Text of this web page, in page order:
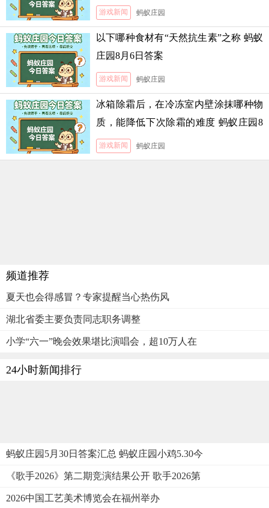
游戏新闻 蚂蚁庄园
以下哪种食材有“天然抗生素”之称 蚂蚁
庄园8月6日答案
游戏新闻 蚂蚁庄园
冰箱除霜后，在冷冻室内壁涂抹哪种物
质，能降低下次除霜的难度 蚂蚁庄园8
月5日答案
游戏新闻 蚂蚁庄园
频道推荐
夏天也会得感冒？专家提醒当心热伤风
湖北省委主要负责同志职务调整
小学“六一”晚会效果堪比演唱会，超10万人在
24小时新闻排行
蚂蚁庄园5月30日答案汇总 蚂蚁庄园小鸡5.30今
《歌手2026》第二期竞演结果公开 歌手2026第
2026中国工艺美术博览会在福州举办